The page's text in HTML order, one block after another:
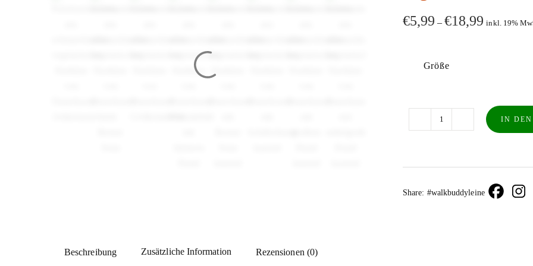
€5,99 –€18,99 inkl. 19%
Größe
Käsekauknochen
Hartkäse
IN DEN
Share: #walkbuddyleine
Beschreibung Zusätzliche Information Rezensionen (0)